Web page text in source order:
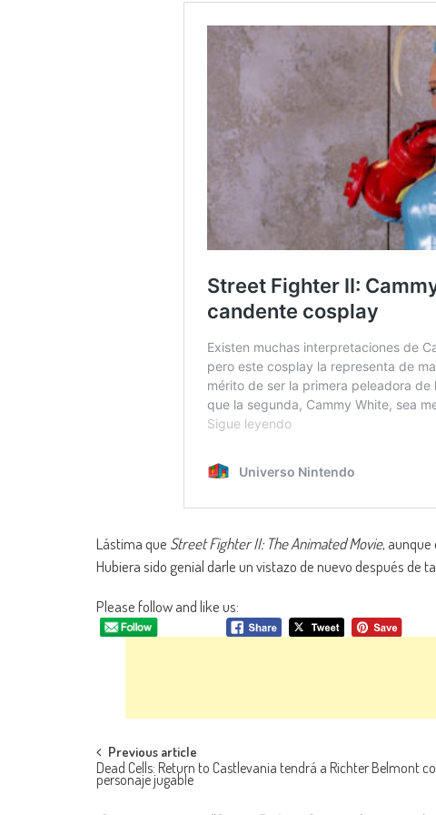
Lástima que Street Fighter II: The Animated Movie, aunque
Hubiera sido genial darle un vistazo de nuevo después de
Please follow and like us:
Navegación de entradas
Previous article
Dead Cells: Return to Castlevania tendrá a Richter Belmont
personaje jugable